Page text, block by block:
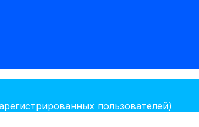
пользователей)